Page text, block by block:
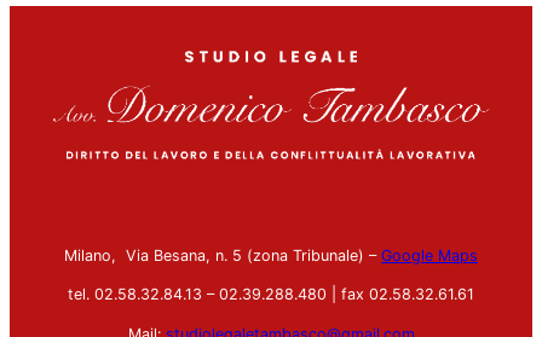
Milano, Via Besana, n. 5 (zona Tribunale) – Google Maps
tel. 02.58.32.84.13 – 02.39.288.480 | fax 02.58.32.61.61